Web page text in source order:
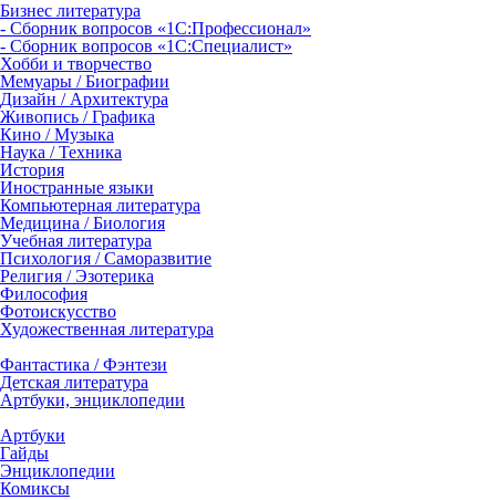
Бизнес литература
- Сборник вопросов «1С:Профессионал»
- Сборник вопросов «1С:Специалист»
Хобби и творчество
Мемуары / Биографии
Дизайн / Архитектура
Живопись / Графика
Кино / Музыка
Наука / Техника
История
Иностранные языки
Компьютерная литература
Медицина / Биология
Учебная литература
Психология / Саморазвитие
Религия / Эзотерика
Философия
Фотоискусство
Художественная литература
Фантастика / Фэнтези
Детская литература
Артбуки, энциклопедии
Артбуки
Гайды
Энциклопедии
Комиксы